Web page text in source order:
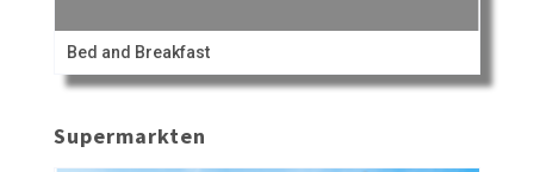
Bed and Breakfast
Supermarkten